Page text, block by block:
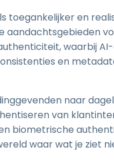
toegankelijker en
waarbij
en
naar
van
biometrische
waar wat je ziet